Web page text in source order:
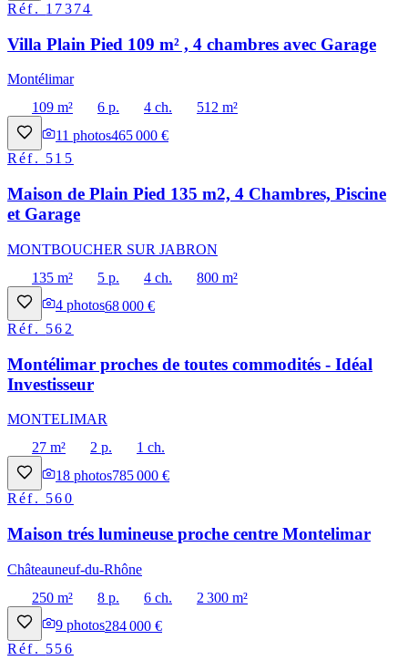
Réf. 17374
Villa Plain Pied 109 m² , 4 chambres avec Garage
Montélimar
109 m²
6 p. 4 ch.
512 m²
11 photos465 000 €
Réf. 515
Maison de Plain Pied 135 m2, 4 Chambres, Piscine
et Garage
MONTBOUCHER SUR JABRON
135 m²
5 p. 4 ch.
800 m²
4 photos68 000 €
Réf. 562
Montélimar proches de toutes commodités - Idéal
Investisseur
MONTELIMAR
27 m²
2 p.
1 ch.
18 photos785 000 €
Réf. 560
Maison trés lumineuse proche centre Montelimar
Châteauneuf-du-Rhône
250 m²
8 p. 6 ch.
2 300 m²
9 photos284 000 €
Réf. 556